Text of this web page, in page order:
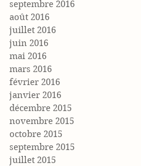
septembre 2016
août 2016
juillet 2016
juin 2016
mai 2016
mars 2016
février 2016
janvier 2016
décembre 2015
novembre 2015
octobre 2015
septembre 2015
juillet 2015